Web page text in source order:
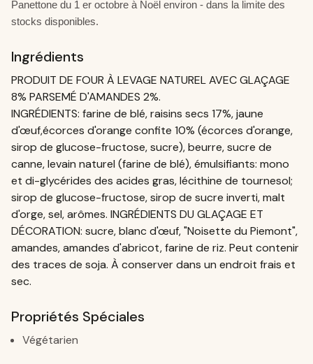
Panettone du 1 er octobre à Noël environ - dans la limite des
stocks disponibles.
Ingrédients
PRODUIT DE FOUR À LEVAGE NATUREL AVEC GLAÇAGE
8% PARSEMÉ D'AMANDES 2%.
INGRÉDIENTS: farine de blé, raisins secs 17%, jaune
d'œuf,écorces d'orange confite 10% (écorces d'orange,
sirop de glucose-fructose, sucre), beurre, sucre de
canne, levain naturel (farine de blé), émulsifiants: mono
et di-glycérides des acides gras, lécithine de tournesol;
sirop de glucose-fructose, sirop de sucre inverti, malt
d'orge, sel, arômes. INGRÉDIENTS DU GLAÇAGE ET
DÉCORATION: sucre, blanc d'œuf, "Noisette du Piemont",
amandes, amandes d'abricot, farine de riz. Peut contenir
des traces de soja. À conserver dans un endroit frais et
sec.
Propriétés Spéciales
Végétarien